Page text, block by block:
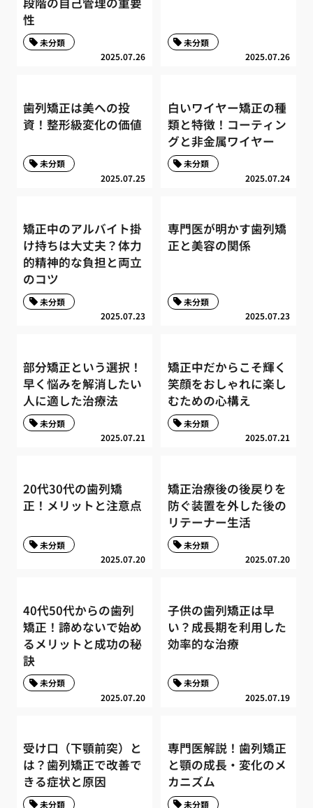
性
2025.07.26
未分類
2025.07.26
未分類
歯列矯正は美への投
資！整形級変化の価値
2025.07.25
未分類
白いワイヤー矯正の種
類と特徴！コーティン
グと非金属ワイヤー
2025.07.24
未分類
矯正中のアルバイト掛
け持ちは大丈夫？体力
的精神的な負担と両立
のコツ
2025.07.23
未分類
専門医が明かす歯列矯
正と美容の関係
2025.07.23
未分類
部分矯正という選択！
早く悩みを解消したい
人に適した治療法
2025.07.21
未分類
矯正中だからこそ輝く
笑顔をおしゃれに楽し
むための心構え
2025.07.21
未分類
20代30代の歯列矯
正！メリットと注意点
2025.07.20
未分類
矯正治療後の後戻りを
防ぐ装置を外した後の
リテーナー生活
2025.07.20
未分類
40代50代からの歯列
矯正！諦めないで始め
るメリットと成功の秘
訣
2025.07.20
未分類
子供の歯列矯正は早
い？成長期を利用した
効率的な治療
2025.07.19
未分類
受け口（下顎前突）と
は？歯列矯正で改善で
きる症状と原因
未分類
専門医解説！歯列矯正
と顎の成長・変化のメ
カニズム
未分類